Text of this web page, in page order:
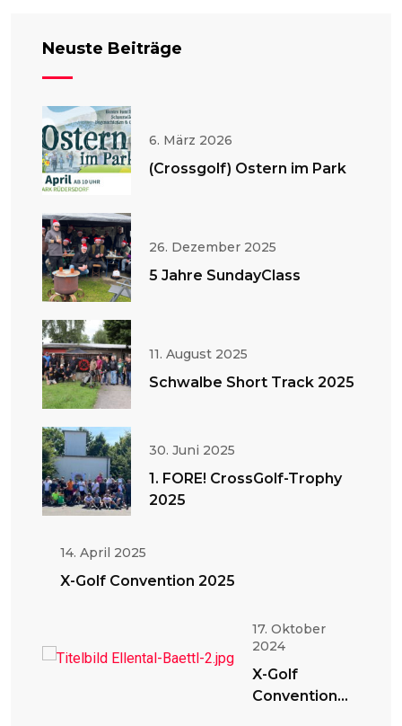
Neuste Beiträge
6. März 2026
(Crossgolf) Ostern im Park
26. Dezember 2025
5 Jahre SundayClass
11. August 2025
Schwalbe Short Track 2025
30. Juni 2025
1. FORE! CrossGolf-Trophy
2025
14. April 2025
X-Golf Convention 2025
17. Oktober
2024
X-Golf
Convention